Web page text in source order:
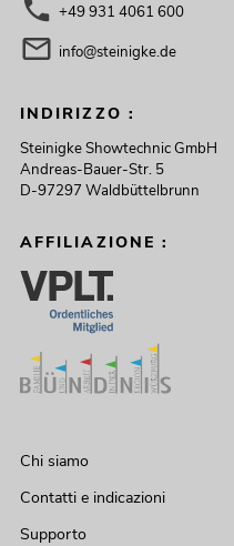
+49 931 4061 600
info@steinigke.de
INDIRIZZO :
Steinigke Showtechnic GmbH
Andreas-Bauer-Str. 5
D-97297 Waldbüttelbrunn
AFFILIAZIONE :
Chi siamo
Contatti e indicazioni
Supporto